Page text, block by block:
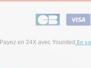
Payez en 24X avec Younited En